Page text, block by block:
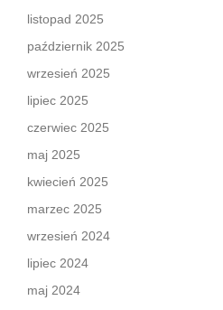
listopad 2025
październik 2025
wrzesień 2025
lipiec 2025
czerwiec 2025
maj 2025
kwiecień 2025
marzec 2025
wrzesień 2024
lipiec 2024
maj 2024